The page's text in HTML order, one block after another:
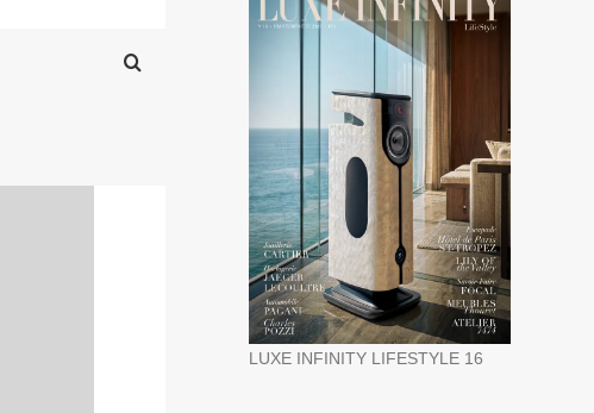
LUXE INFINITY LIFESTYLE 16